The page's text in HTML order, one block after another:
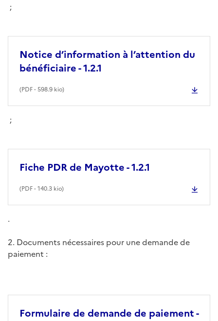
;
Notice d’information à l’attention du
bénéficiaire - 1.2.1
(PDF- 598.9 kio)
;
Fiche PDR de Mayotte - 1.2.1
(PDF- 140.3 kio)
.
2. Documents nécessaires pour une demande de
paiement :
Formulaire de demande de paiement -